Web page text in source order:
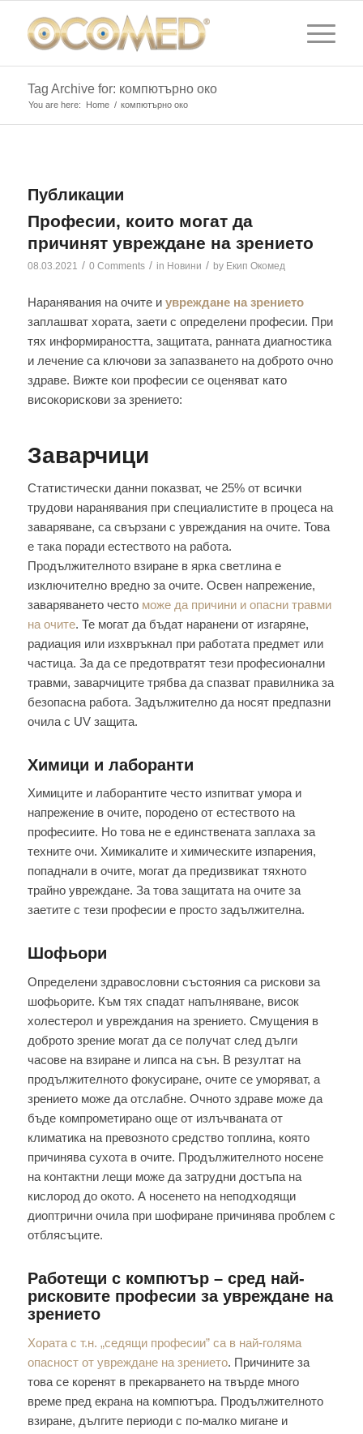
Tag Archive for: компютърно око
You are here: Home / компютърно око
Публикации
Професии, които могат да
причинят увреждане на зрението
08.03.2021 / 0 Comments / in Новини / by Екип Окомед
Наранявания на очите и увреждане на зрението
заплашват хората, заети с определени професии. При
тях информираността, защитата, ранната диагностика
и лечение са ключови за запазването на доброто очно
здраве. Вижте кои професии се оценяват като
високорискови за зрението:
Заварчици
Статистически данни показват, че 25% от всички
трудови наранявания при специалистите в процеса на
заваряване, са свързани с увреждания на очите. Това
е така поради естеството на работа.
Продължителното взиране в ярка светлина е
изключително вредно за очите. Освен напрежение,
заваряването често може да причини и опасни травми
на очите. Те могат да бъдат наранени от изгаряне,
радиация или изхвръкнал при работата предмет или
частица. За да се предотвратят тези професионални
травми, заварчиците трябва да спазват правилника за
безопасна работа. Задължително да носят предпазни
очила с UV защита.
Химици и лаборанти
Химиците и лаборантите често изпитват умора и
напрежение в очите, породено от естеството на
професиите. Но това не е единствената заплаха за
техните очи. Химикалите и химическите изпарения,
попаднали в очите, могат да предизвикат тяхното
трайно увреждане. За това защитата на очите за
заетите с тези професии е просто задължителна.
Шофьори
Определени здравословни състояния са рискови за
шофьорите. Към тях спадат напълняване, висок
холестерол и увреждания на зрението. Смущения в
доброто зрение могат да се получат след дълги
часове на взиране и липса на сън. В резултат на
продължителното фокусиране, очите се уморяват, а
зрението може да отслабне. Очното здраве може да
бъде компрометирано още от излъчваната от
климатика на превозното средство топлина, която
причинява сухота в очите. Продължителното носене
на контактни лещи може да затрудни достъпа на
кислород до окото. А носенето на неподходящи
диоптрични очила при шофиране причинява проблем с
отблясъците.
Работещи с компютър – сред най-
рисковите професии за увреждане на
зрението
Хората с т.н. „седящи професии” са в най-голяма
опасност от увреждане на зрението. Причините за
това се коренят в прекарването на твърде много
време пред екрана на компютъра. Продължителното
взиране, дългите периоди с по-малко мигане и